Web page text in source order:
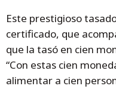
Este prestigioso
certificado, que
que la tasó en cien
“Con estas cien
alimentar a cien